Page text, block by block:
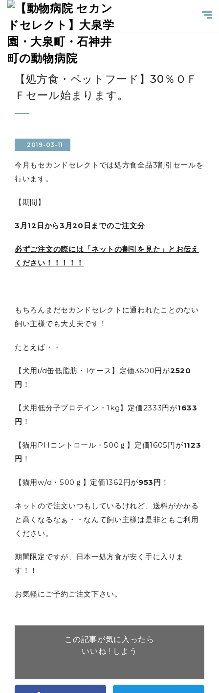
【処方食・ペットフード】30％ＯＦ
Ｆセール始まります。
2019-03-11
今月もセカンドセレクトでは処方食全品3割引セールを
行います。
【期間】
3月12日から3月20日までのご注文分
必ずご注文の際には「ネットの割引を見た」とお伝え
ください！！！！！
もちろんまだセカンドセレクトに通われたことのない
飼い主様でも大丈夫です！
たとえば・・
【犬用i/d缶低脂肪・1ケース】定価3600円が2520
円 ！
【犬用低分子プロテイン・1kg】定価2333円が1633
円 ！
【猫用PHコントロール・500ｇ】定価1605円が1123
円 ！
【猫用w/d・500ｇ】定価1362円が953円 ！
ネットので注文いつもしているけれど、送料がかかる
と高くなるなぁ・・なんて飼い主様は是非ともご利用
ください。
期間限定ですが、日本一処方食が安く手に入りま
す！！
お気軽にご予約ご注文下さい。
この記事が気に入ったら
いいね ! しよう